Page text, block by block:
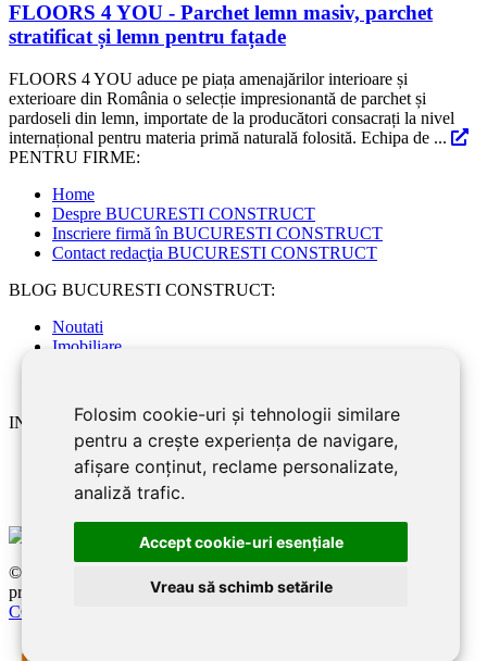
Folosim cookie-uri și tehnologii similare
pentru a crește experiența de navigare,
afișare conținut, reclame personalizate,
analiză trafic.
Accept cookie-uri esenţiale
Vreau să schimb setările
FLOORS 4 YOU - Parchet lemn masiv, parchet
stratificat și lemn pentru fațade
FLOORS 4 YOU aduce pe piața amenajărilor interioare și
exterioare din România o selecție impresionantă de parchet și
pardoseli din lemn, importate de la producători consacrați la nivel
internațional pentru materia primă naturală folosită. Echipa de ...
PENTRU FIRME:
Home
Despre BUCURESTI CONSTRUCT
Inscriere firmă în BUCURESTI CONSTRUCT
Contact redacţia BUCURESTI CONSTRUCT
BLOG BUCURESTI CONSTRUCT:
Noutati
Imobiliare
INFORMATII UTILE:
Modele de contracte
Declaratia de confidentialitate
©2026
promovare online pentru firme. Proiect digital dezvoltat de
COMMUNICATIONS SRL